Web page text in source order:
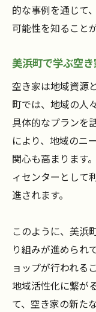
的な事例を通じて
可能性を知ること
美浜町で学ぶ空
空き家は地域資源
町では、地域の人
具体的なプランを
により、地域のニ
関心も高まります
ィセンターとして
進されます。
このように、美浜
り組みが進められ
ョップが行われる
地域活性化に繋が
て、空き家の新た